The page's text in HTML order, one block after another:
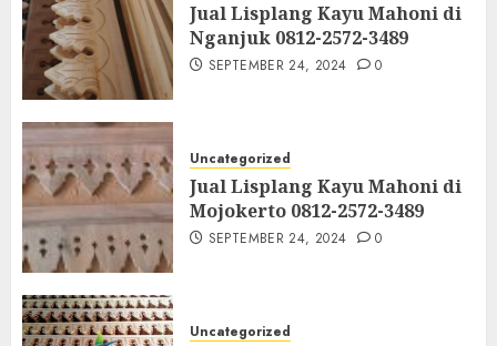
Jual Lisplang Kayu Mahoni di
Nganjuk 0812-2572-3489
SEPTEMBER 24, 2024 0
Uncategorized
Jual Lisplang Kayu Mahoni di
Mojokerto 0812-2572-3489
SEPTEMBER 24, 2024 0
Uncategorized